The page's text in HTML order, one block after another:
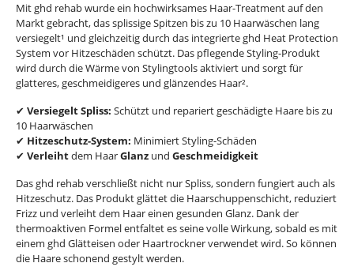
Mit ghd rehab wurde ein hochwirksames Haar-Treatment auf den
Markt gebracht, das splissige Spitzen bis zu 10 Haarwäschen lang
versiegelt¹ und gleichzeitig durch das integrierte ghd Heat Protection
System vor Hitzeschäden schützt. Das pflegende Styling-Produkt
wird durch die Wärme von Stylingtools aktiviert und sorgt für
glatteres, geschmeidigeres und glänzendes Haar².
✔ Versiegelt Spliss: Schützt und repariert geschädigte Haare bis zu
10 Haarwäschen
✔ Hitzeschutz-System: Minimiert Styling-Schäden
✔ Verleihtdem HaarGlanz und Geschmeidigkeit
Das ghd rehab verschließt nicht nur Spliss, sondern fungiert auch als
Hitzeschutz. Das Produkt glättet die Haarschuppenschicht, reduziert
Frizz und verleiht dem Haar einen gesunden Glanz. Dank der
thermoaktiven Formel entfaltet es seine volle Wirkung, sobald es mit
einem ghd Glätteisen oder Haartrockner verwendet wird. So können
die Haare schonend gestylt werden.